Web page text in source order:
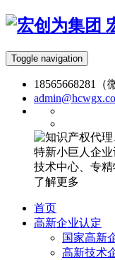
Toggle navigation
18565668281（
了解更多
首页
高新企业认定
国家高新
高新技术